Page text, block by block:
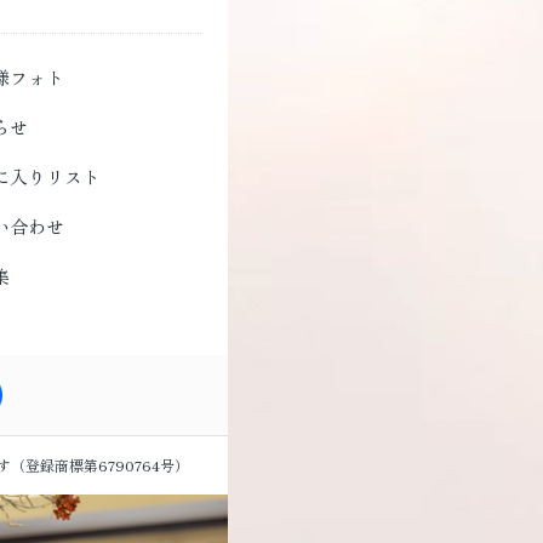
フォト
せ
入りリスト
合わせ
（登録商標第6790764号）